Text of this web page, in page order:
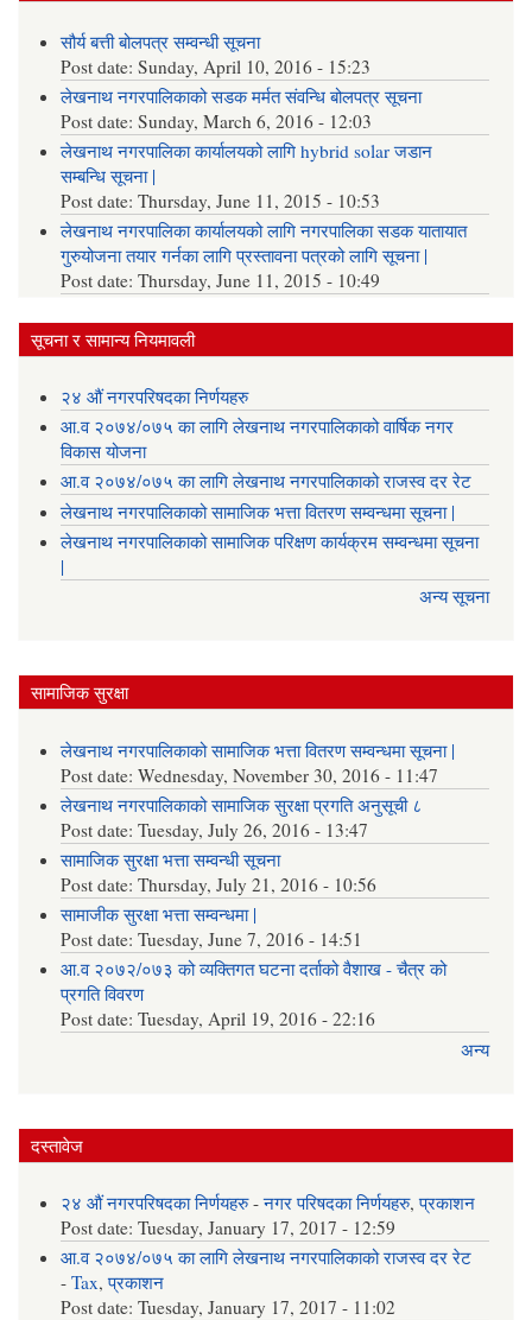
सौर्य बत्ती बोलपत्र सम्वन्धी सूचना
Post date:Sunday, April 10, 2016 - 15:23
लेखनाथ नगरपालिकाको सडक मर्मत संवन्धि बोलपत्र सूचना
Post date:Sunday, March 6, 2016 - 12:03
लेखनाथ नगरपालिका कार्यालयको लागि hybrid solar जडान
सम्बन्धि सूचना |
Post date:Thursday, June 11, 2015 - 10:53
लेखनाथ नगरपालिका कार्यालयको लागि नगरपालिका सडक यातायात
गुरुयोजना तयार गर्नका लागि प्रस्तावना पत्रको लागि सूचना |
Post date:Thursday, June 11, 2015 - 10:49
सूचना र सामान्य नियमावली
२४ औं नगरपरिषदका निर्णयहरु
आ.व २०७४/०७५ का लागि लेखनाथ नगरपालिकाको वार्षिक नगर
विकास योजना
आ.व २०७४/०७५ का लागि लेखनाथ नगरपालिकाको राजस्व दर रेट
लेखनाथ नगरपालिकाको सामाजिक भत्ता वितरण सम्वन्धमा सूचना |
लेखनाथ नगरपालिकाको सामाजिक परिक्षण कार्यक्रम सम्वन्धमा सूचना
|
अन्य सूचना
सामाजिक सुरक्षा
लेखनाथ नगरपालिकाको सामाजिक भत्ता वितरण सम्वन्धमा सूचना |
Post date:Wednesday, November 30, 2016 - 11:47
लेखनाथ नगरपालिकाको सामाजिक सुरक्षा प्रगति अनुसूची ८
Post date:Tuesday, July 26, 2016 - 13:47
सामाजिक सुरक्षा भत्ता सम्वन्धी सूचना
Post date:Thursday, July 21, 2016 - 10:56
सामाजीक सुरक्षा भत्ता सम्वन्धमा |
Post date:Tuesday, June 7, 2016 - 14:51
आ.व २०७२/०७३ को व्यक्तिगत घटना दर्ताको वैशाख - चैत्र को
प्रगति विवरण
Post date:Tuesday, April 19, 2016 - 22:16
अन्य
दस्तावेज
२४ औं नगरपरिषदका निर्णयहरु-नगर परिषदका निर्णयहरु,प्रकाशन
Post date:Tuesday, January 17, 2017 - 12:59
आ.व २०७४/०७५ का लागि लेखनाथ नगरपालिकाको राजस्व दर रेट
-Tax,प्रकाशन
Post date:Tuesday, January 17, 2017 - 11:02